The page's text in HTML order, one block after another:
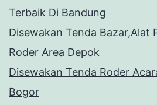
Terbaik Di Bandung
Disewakan Tenda Bazar,Alat
Roder Area Depok
Disewakan Tenda Roder
Bogor